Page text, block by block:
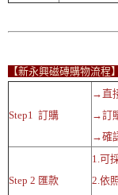
【新永興磁磚購物流程
Step1 訂購
→直
→訂
→確
Step 2 匯款
1.可
2.依